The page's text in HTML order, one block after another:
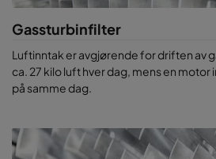
Gassturbinfilter
Luftinntak er avgjørende for driften av
ca. 27 kilo luft hver dag, mens en
på samme dag.